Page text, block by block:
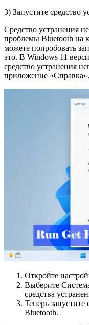
3) Запустите средство
Средство устранения
проблемы Bluetooth на
можете попробовать
это. В Windows 11
средство устранения
приложение
Откройте
Выберите
средства
Теперь запустите
Bluetooth.